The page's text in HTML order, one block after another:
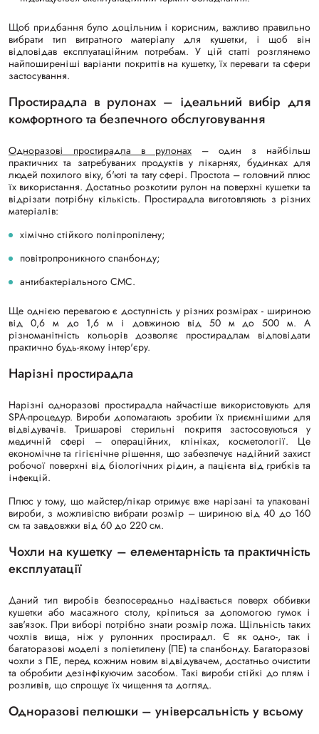
Щоб придбання було доцільним і корисним, важливо правильно
вибрати тип витратного матеріалу для кушетки, і щоб він
відповідав експлуатаційним потребам. У цій статті розглянемо
найпоширеніші варіанти покриттів на кушетку, їх переваги та сфери
застосування.
Простирадла в рулонах – ідеальний вибір для
комфортного та безпечного обслуговування
Одноразові простирадла в рулонах – один з найбільш
практичних та затребуваних продуктів у лікарнях, будинках для
людей похилого віку, б'юті та тату сфері. Простота – головний плюс
їх використання. Достатньо розкотити рулон на поверхні кушетки та
відрізати потрібну кількість. Простирадла виготовляють з різних
матеріалів:
хімічно стійкого поліпропілену;
повітропроникного спанбонду;
антибактеріального СМС.
Ще однією перевагою є доступність у різних розмірах - шириною
від 0,6 м до 1,6 м і довжиною від 50 м до 500 м. А
різноманітність кольорів дозволяє простирадлам відповідати
практично будь-якому інтер'єру.
Нарізні простирадла
Нарізні одноразові простирадла найчастіше використовують для
SPA-процедур. Вироби допомагають зробити їх приємнішими для
відвідувачів. Тришарові стерильні покриття застосовуються у
медичній сфері – операційних, клініках, косметології. Це
економічне та гігієнічне рішення, що забезпечує надійний захист
робочої поверхні від біологічних рідин, а пацієнта від грибків та
інфекцій.
Плюс у тому, що майстер/лікар отримує вже нарізані та упаковані
вироби, з можливістю вибрати розмір – шириною від 40 до 160
см та завдовжки від 60 до 220 см.
Чохли на кушетку – елементарність та практичність
експлуатації
Даний тип виробів безпосередньо надівається поверх оббивки
кушетки або масажного столу, кріпиться за допомогою гумок і
зав'язок. При виборі потрібно знати розмір ложа. Щільність таких
чохлів вища, ніж у рулонних простирадл. Є як одно-, так і
багаторазові моделі з поліетилену (ПЕ) та спанбонду. Багаторазові
чохли з ПЕ, перед кожним новим відвідувачем, достатньо очистити
та обробити дезінфікуючим засобом. Такі вироби стійкі до плям і
розливів, що спрощує їх чищення та догляд.
Одноразові пелюшки – універсальність у всьому